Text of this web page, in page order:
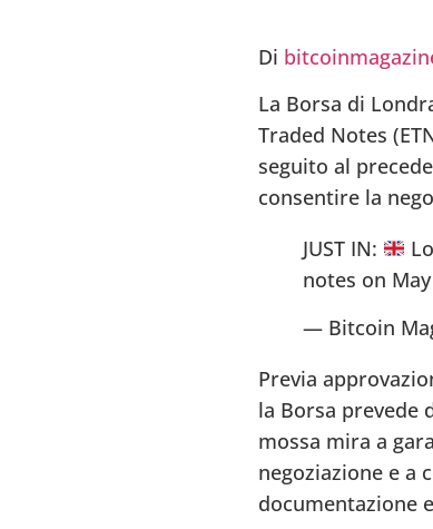
Di
La Borsa di
Traded Notes
seguito al
consentire la
JUST IN:
notes on
— Bitcoin
Previa
la Borsa prevede
mossa mira a
negoziazione e a
documentazione